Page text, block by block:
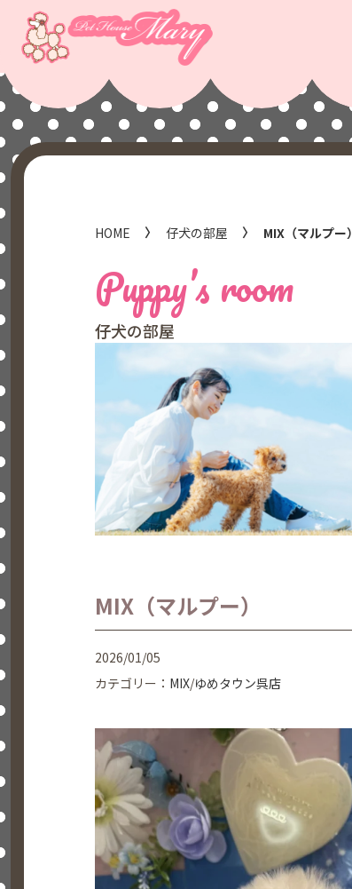
HOME 仔犬の部屋 MIX（マルプー）
Puppy’s room
仔犬の部屋
MIX（マルプー）
2026/01/05
カテゴリー： MIX/ゆめタウン呉店